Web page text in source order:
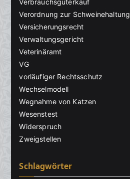
Verbrauchsgüterkauf
Verordnung zur Schweinehaltung
Versicherungsrecht
Verwaltungsgericht
Veterinäramt
VG
vorläufiger Rechtsschutz
Wechselmodell
Wegnahme von Katzen
Wesenstest
Widerspruch
Zweigstellen
Schlagwörter